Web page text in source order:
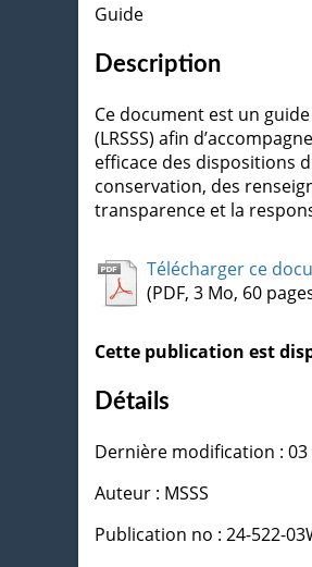
Guide
Description
Ce document est un
(LRSSS) afin
efficace des dispositions
conservation, des
transparence et la
Télécharger ce
(PDF, 3 Mo, 60
Cette publication est
Détails
Dernière modification : 03
Auteur : MSSS
Publication no : 24-522-